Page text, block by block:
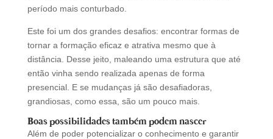
período mais conturbado.
Este foi um dos grandes desafios: encontrar formas de
tornar a formação eficaz e atrativa mesmo que à
distância. Desse jeito, maleando uma estrutura que até
então vinha sendo realizada apenas de forma
presencial. E se mudanças já são desafiadoras,
grandiosas, como essa, são um pouco mais.
Boas possibilidades também podem nascer
Além de poder potencializar o conhecimento e garantir